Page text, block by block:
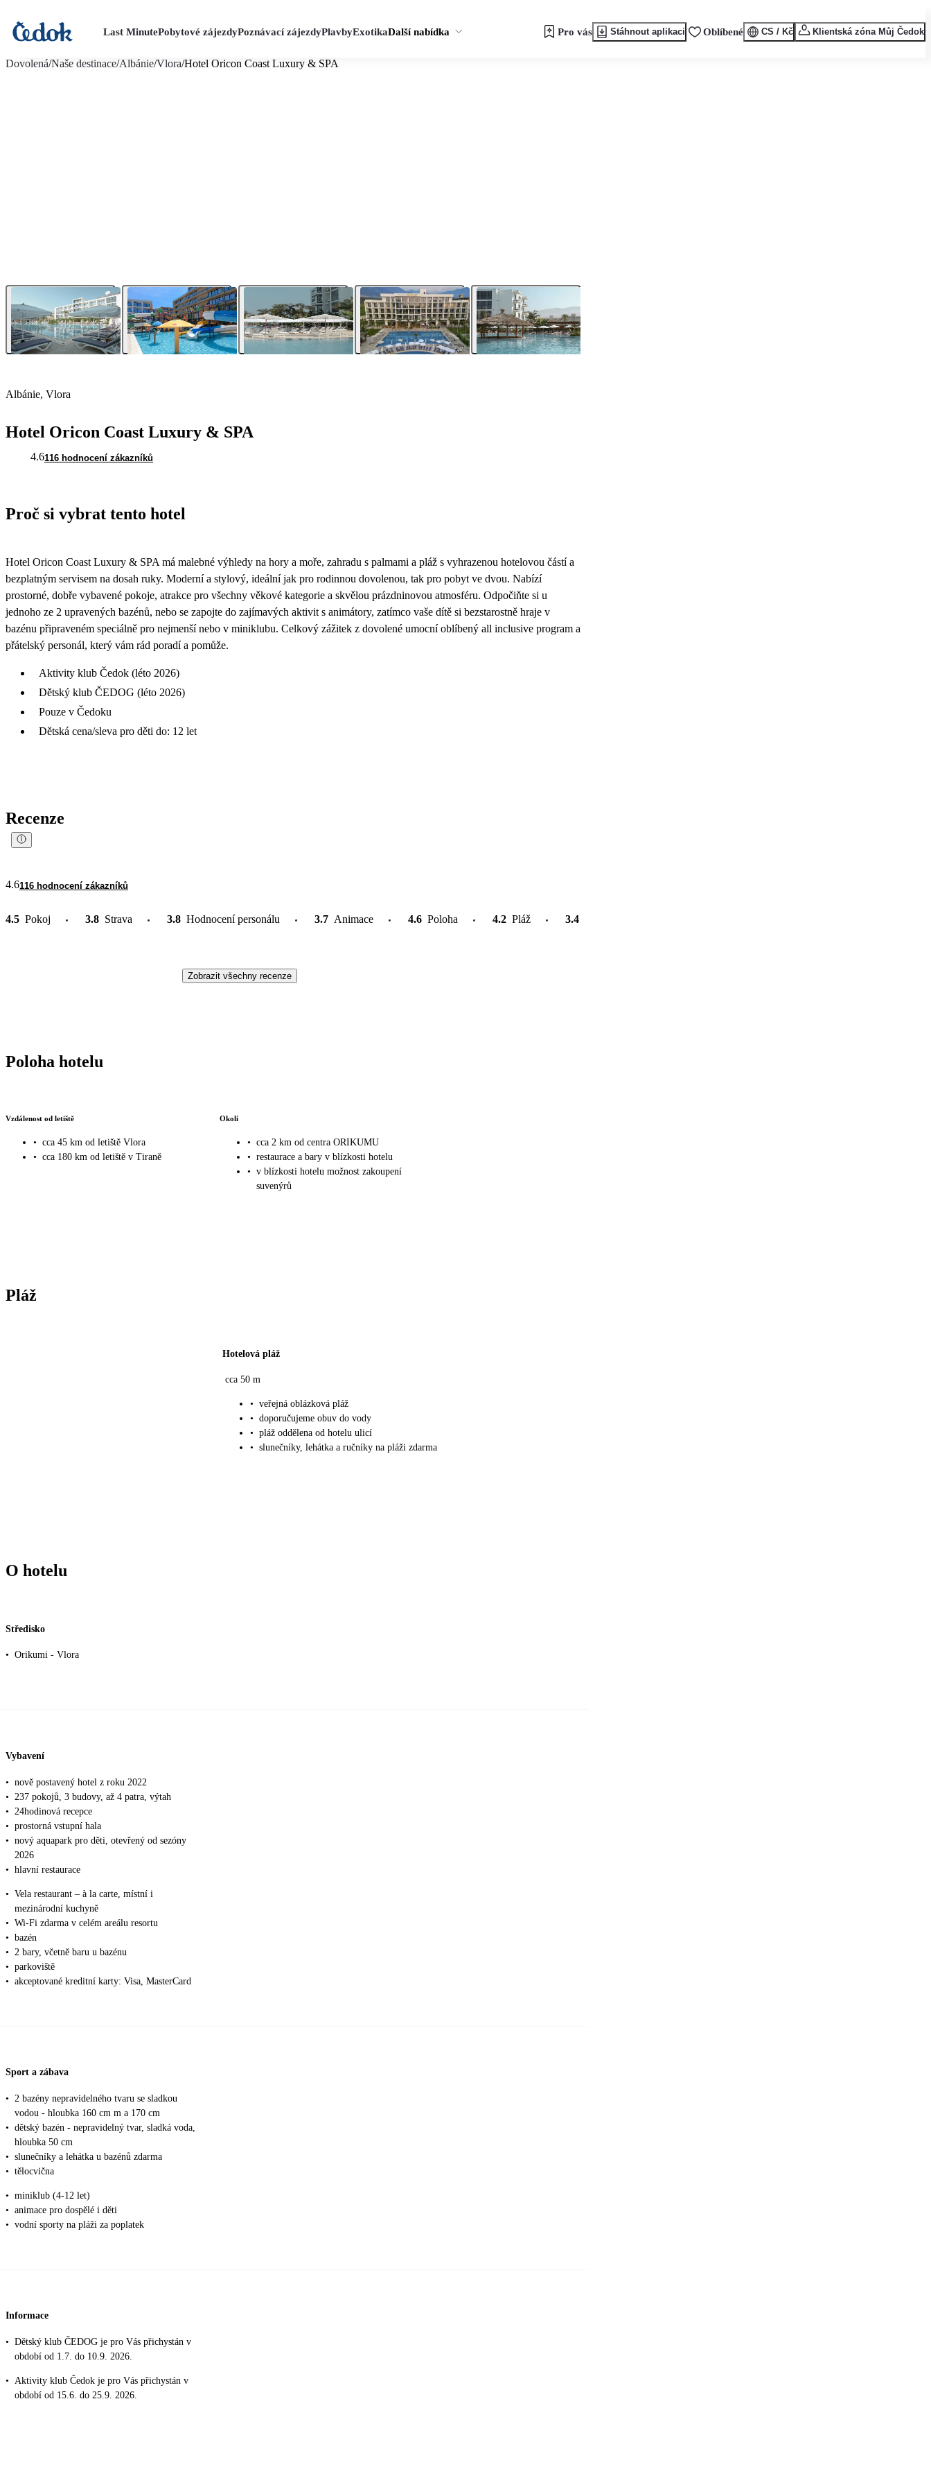
Last MinutePobytové zájezdyPoznávací zájezdyPlavbyExotikaDalší nabídka Pro vás Stáhnout aplikaci Oblíbené CS / Kč Klientská zóna Můj Čedok
Dovolená/Naše destinace/Albánie/Vlora/Hotel Oricon Coast Luxury & SPA
Albánie, Vlora
Hotel Oricon Coast Luxury & SPA
4.6116 hodnocení zákazníků
Proč si vybrat tento hotel
Hotel Oricon Coast Luxury & SPA má malebné výhledy na hory a moře, zahradu s palmami a pláž s vyhrazenou hotelovou částí a
bezplatným servisem na dosah ruky. Moderní a stylový, ideální jak pro rodinnou dovolenou, tak pro pobyt ve dvou. Nabízí
prostorné, dobře vybavené pokoje, atrakce pro všechny věkové kategorie a skvělou prázdninovou atmosféru. Odpočiňte si u
jednoho ze 2 upravených bazénů, nebo se zapojte do zajímavých aktivit s animátory, zatímco vaše dítě si bezstarostně hraje v
bazénu připraveném speciálně pro nejmenší nebo v miniklubu. Celkový zážitek z dovolené umocní oblíbený all inclusive program a
přátelský personál, který vám rád poradí a pomůže.
Aktivity klub Čedok (léto 2026)
Dětský klub ČEDOG (léto 2026)
Pouze v Čedoku
Dětská cena/sleva pro děti do: 12 let
Recenze
4.6116 hodnocení zákazníků
4.5 Pokoj 3.8 Strava 3.8 Hodnocení personálu 3.7 Animace 4.6 Poloha 4.2 Pláž 3.4
Zobrazit všechny recenze
Poloha hotelu
Vzdálenost od letiště
• cca 45 km od letiště Vlora
• cca 180 km od letiště v Tiraně
Okolí
• cca 2 km od centra ORIKUMU
• restaurace a bary v blízkosti hotelu
• v blízkosti hotelu možnost zakoupení
suvenýrů
Pláž
Hotelová pláž
cca 50 m
• veřejná oblázková pláž
• doporučujeme obuv do vody
• pláž oddělena od hotelu ulicí
• slunečníky, lehátka a ručníky na pláži zdarma
O hotelu
Středisko
• Orikumi - Vlora
Vybavení
• nově postavený hotel z roku 2022
•
237 pokojů, 3 budovy, až 4 patra, výtah
•
24hodinová recepce
• prostorná vstupní hala
• nový aquapark pro děti, otevřený od sezóny
2026
• hlavní restaurace
• Vela restaurant – à la carte, místní i
mezinárodní kuchyně
• Wi-Fi zdarma v celém areálu resortu
• bazén
•
2 bary, včetně baru u bazénu
• parkoviště
• akceptované kreditní karty: Visa, MasterCard
Sport a zábava
•
2 bazény nepravidelného tvaru se sladkou
vodou - hloubka 160 cm m a 170 cm
• dětský bazén - nepravidelný tvar, sladká voda,
hloubka 50 cm
• slunečníky a lehátka u bazénů zdarma
• tělocvična
• miniklub (4-12 let)
• animace pro dospělé i děti
• vodní sporty na pláži za poplatek
Informace
• Dětský klub ČEDOG je pro Vás přichystán v
období od 1.7. do 10.9. 2026.
• Aktivity klub Čedok je pro Vás přichystán v
období od 15.6. do 25.9. 2026.